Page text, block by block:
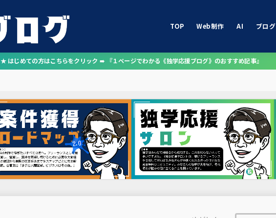
TOP Web制作 AI ブログ
★ はじめての方はこちらをクリック ➠ 『１ページでわかる《独学応援ブログ》のおすすめ記事』